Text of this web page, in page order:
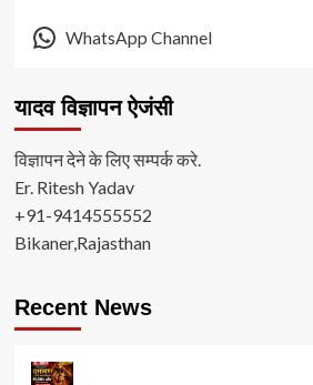
WhatsApp Channel
यादव विज्ञापन ऐजंसी
विज्ञापन देने के लिए सम्पर्क करे.
Er. Ritesh Yadav
+91-9414555552
Bikaner,Rajasthan
Recent News